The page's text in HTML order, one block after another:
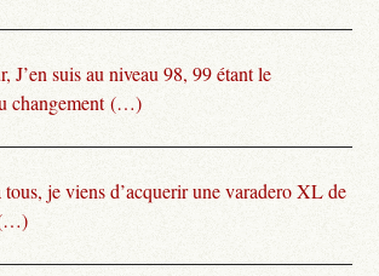
J’en suis au niveau 98, 99 étant le
changement (…)
je viens d’acquerir une varadero XL de
(…)